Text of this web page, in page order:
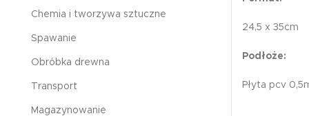
24,5 x 35cm
Podłoże:
Płyta pcv
Chemia i tworzywa sztuczne
Spawanie
Obróbka drewna
Transport
Magazynowanie